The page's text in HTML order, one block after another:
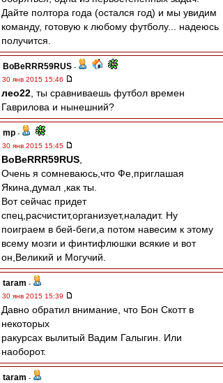
Дайте полтора года (остался год) и мы увидим
команду, готовую к любому футболу... надеюсь
получится.
BoBeRRR59RUS -
30 янв 2015 15:46
лео22 , ты сравниваешь футбол времен
Гаврилова и нынешний?
mp -
30 янв 2015 15:45
BoBeRRR59RUS
Очень я сомневаюсь,что Фе,приглашая
Якина,думал ,как ты.
Вот сейчас придет
спец,расчистит,организует,наладит. Ну
поиграем в бей-беги,а потом навесим к этому
всему мозги и финтифлюшки всякие и вот
он,Великий и Могучий.
taram -
30 янв 2015 15:39
Давно обратил внимание, что Бон Скотт в
некоторых
ракурсах вылитый Вадим Галыгин. Или
наоборот.
taram -